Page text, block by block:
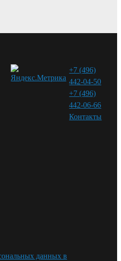
+7 (496)
442-04-50
+7 (496)
442-06-66
Контакты⁠
данных в